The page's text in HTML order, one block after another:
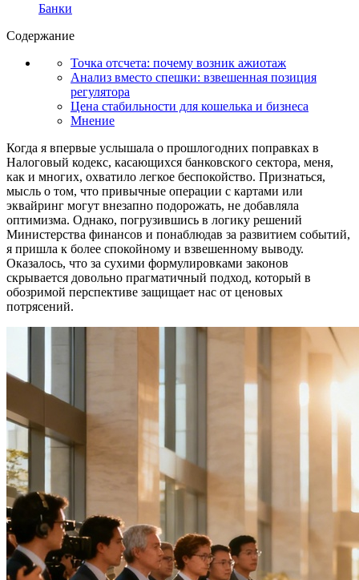
Банки
Содержание
Точка отсчета: почему возник ажиотаж
Анализ вместо спешки: взвешенная позиция
регулятора
Цена стабильности для кошелька и бизнеса
Мнение
Когда я впервые услышала о прошлогодних поправках в
Налоговый кодекс, касающихся банковского сектора, меня,
как и многих, охватило легкое беспокойство. Признаться,
мысль о том, что привычные операции с картами или
эквайринг могут внезапно подорожать, не добавляла
оптимизма. Однако, погрузившись в логику решений
Министерства финансов и понаблюдав за развитием событий,
я пришла к более спокойному и взвешенному выводу.
Оказалось, что за сухими формулировками законов
скрывается довольно прагматичный подход, который в
обозримой перспективе защищает нас от ценовых
потрясений.